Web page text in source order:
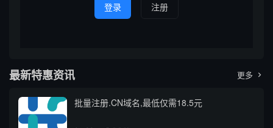
登录 注册
最新特惠资讯 更多 
批量注册.CN域名,最低仅需18.5元